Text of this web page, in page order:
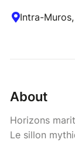
Intra-
About
Horizons
Le sillon